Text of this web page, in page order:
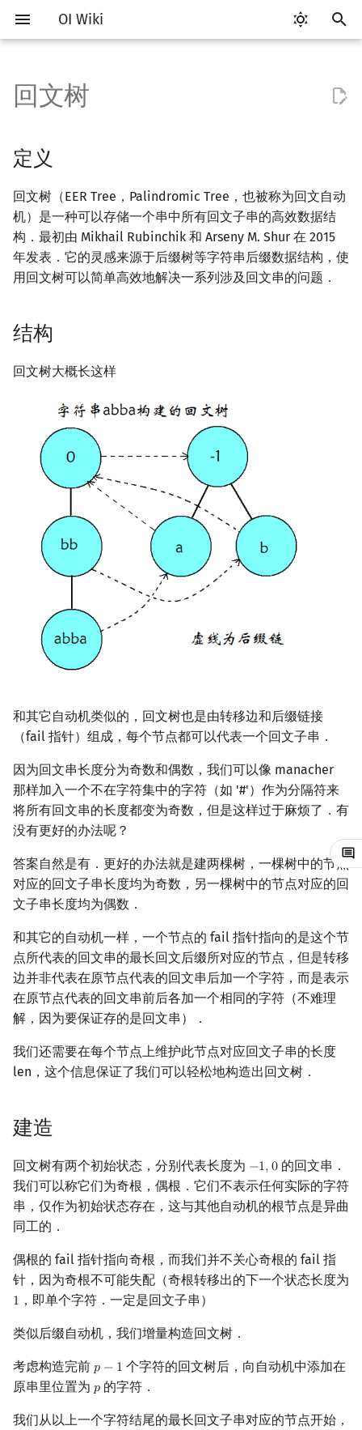
OI Wiki
入
以
始
搜
索
Getting Started
关于本项目
如何参与
OI Wiki 不是什么
格式手册
F.A.Q.
比赛相关简介
赛事
题型
学习路线
学习资源
常见错误
常见技巧
出题
工具软件简介
代码编辑工具
VS Code
Atom
Eclipse
CLion
Geany
Xcode
GUIDE
Sublime Text
评测工具 Cena
CCR Plus
Lemon
命令行
命令行编译与调试
WSL (Windows 10)
Generator
Validator
Interactor
Polygon
LaTeX 入门
语言基础简介
C++ 基础
变量
运算
流程控制语句
C++ 标准库 STL 算法
bitset
string
C++ 进阶
值类别
重载运算符
引用
pb_ds
编译优化
C++ 与其他常用语言的区别
Python 速成
Java 进阶
算法基础简介
复杂度
枚举
模拟
递归 & 分治
排序
冒泡排序
插入排序
计数排序
堆排序
桶排序
希尔排序
锦标赛排序
Tim 排序
搜索部分简介
DFS（搜索）
BFS（搜索）
双向搜索
启发式搜索
迭代加深搜索
Dancing Links
动态规划部分简介
动态规划基础
记忆化搜索
背包 DP
区间 DP
树形 DP
数位 DP
插头 DP
动态 DP
DP 套 DP
DP 优化
斜率优化
四边形不等式优化
Slope Trick 优化
后缀数组简介
最优原地后缀排序算法
定义
结构
建造
线性状态数证明
定理
正确性证明
本质不同回文子串个数
回文子串出现次数
引理一
引理三
引理四
优化
例题
相关资料
数学部分简介
布尔代数
数字系统 平衡三进制
格雷码
位操作
二进制集合操作
快速幂
弧度制与坐标系
素数
最大公约数
欧拉函数
费马小定理 & 欧拉定理
模逆元
线性同余方程
中国剩余定理
升幂引理
二次剩余
阶 & 原根
高次剩余 & 单位根
狄利克雷卷积
莫比乌斯反演
Powerful Number 筛
类欧几里德算法
连分数
二次域
多项式与生成函数
快速傅里叶变换
快速数论变换
快速沃尔什变换
多项式初等函数
常系数齐次线性递推
多项式平移|连续点值平移
符号化方法
Lagrange 反演
容斥原理
斐波那契数列
错位排列
伯努利数
Entringer Number
Eulerian Number
分拆数
范德蒙德卷积
线性代数
内积和外积
矩阵
初等变换
线性映射
特征多项式
对角化
Jordan标准型
线性规划
环论
域论
Schreier–Sims 算法
概率论
随机变量
随机变量的数字特征
概率不等式
博弈论
零和游戏
非公平组合游戏
数值算法
高斯消元
牛顿迭代法
序理论
杨氏矩阵
拟阵
Berlekamp–Massey 算法
数据结构部分简介
栈
队列
链表
哈希表
堆
配对堆
左偏树
块状链表
树分块
Sqrt Tree
单调队列
树状数组
李超线段树
猫树
区间最值操作 & 区间历史
值
划分树
二叉搜索树 & 平衡树
Splay 树
WBLT
替罪羊树
红黑树
左偏红黑树
可持久化数据结构
可持久化块状数组
可持久化平衡树
可持久化字典树
树套树
线段树套平衡树
树状数组套权值线段树
分块套树状数组
K-D Tree
动态树
Euler Tour Tree
Top Tree
析合树
PQ 树
手指树
霍夫曼树
图论部分简介
图论相关概念
图的存储
DFS（图论）
BFS（图论）
树的中心
树的重心
最近公共祖先
树分治
动态树分治
AHU 算法
树哈希
树上随机游走
有向无环图
最短路问题
k 短路
同余最短路
生成树问题
最小直径生成树
割点和桥
圆方树
点/边连通度
环计数问题
最小环
欧拉图
哈密顿图
二分图
平面图
弦图
图的着色
网络流
最小割
费用流
上下界网络流
图的匹配
二分图最大权匹配
一般图最大匹配
一般图最大权匹配
Prüfer 序列
LGV 引理
最大团搜索算法
支配树
图上随机游走
计算几何部分简介
二维计算几何基础
三维计算几何基础
距离
Pick 定理
凸包
旋转卡壳
半平面交
随机增量法
计算几何杂项
杂项简介
离散化
双指针
离线算法
整体二分
莫队算法
分数规划
爬山算法
模拟退火
悬线法
计算理论基础
字节顺序
表达式求值
在一台机器上规划任务
主元素问题
Garsia–Wachs 算法
Kahan 求和
珂朵莉树/颜色段均摊
空间优化简介
RMQ
并查集应用
括号序列
线段树与离线询问
回文树
定义
回文树（EER Tree，Palindromic Tree，也被称为回文自动
机）是一种可以存储一个串中所有回文子串的高效数据结
构．最初由 Mikhail Rubinchik 和 Arseny M. Shur 在 2015
年发表．它的灵感来源于后缀树等字符串后缀数据结构，使
用回文树可以简单高效地解决一系列涉及回文串的问题．
结构
回文树大概长这样
和其它自动机类似的，回文树也是由转移边和后缀链接
（fail 指针）组成，每个节点都可以代表一个回文子串．
因为回文串长度分为奇数和偶数，我们可以像 manacher
那样加入一个不在字符集中的字符（如 '#'）作为分隔符来
将所有回文串的长度都变为奇数，但是这样过于麻烦了．有
没有更好的办法呢？
答案自然是有．更好的办法就是建两棵树，一棵树中的节点
对应的回文子串长度均为奇数，另一棵树中的节点对应的回
文子串长度均为偶数．
和其它的自动机一样，一个节点的 fail 指针指向的是这个节
点所代表的回文串的最长回文后缀所对应的节点，但是转移
边并非代表在原节点代表的回文串后加一个字符，而是表示
在原节点代表的回文串前后各加一个相同的字符（不难理
解，因为要保证存的是回文串）．
我们还需要在每个节点上维护此节点对应回文子串的长度
len，这个信息保证了我们可以轻松地构造出回文树．
建造
回文树有两个初始状态，分别代表长度为 −1,0
−1,0
的回文串．
我们可以称它们为奇根，偶根．它们不表示任何实际的字符
串，仅作为初始状态存在，这与其他自动机的根节点是异曲
同工的．
偶根的 fail 指针指向奇根，而我们并不关心奇根的 fail 指
针，因为奇根不可能失配（奇根转移出的下一个状态长度为
1
1 ，即单个字符．一定是回文子串）
类似后缀自动机，我们增量构造回文树．
考虑构造完前 𝑝 − 1
p −1
个字符的回文树后，向自动机中添加在
原串里位置为 𝑝
p 的字符．
我们从以上一个字符结尾的最长回文子串对应的节点开始，